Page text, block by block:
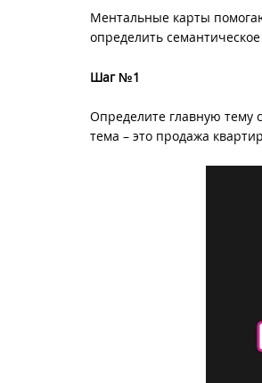
Ментальные карты
определить
Шаг №1
Определите главную тему
тема – это продажа